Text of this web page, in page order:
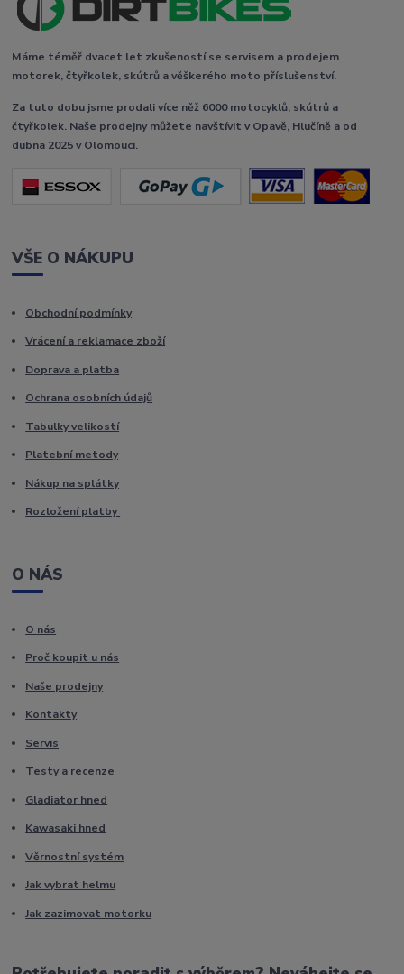
Máme téměř dvacet let zkušeností se servisem a prodejem
motorek, čtyřkolek, skútrů a věškerého moto příslušenství.
Za tuto dobu jsme prodali více něž 6000 motocyklů, skútrů a
čtyřkolek. Naše prodejny můžete navštívit v Opavě, Hlučíně a od
dubna 2025 v Olomouci.
VŠE O NÁKUPU
Obchodní podmínky
Vrácení a reklamace zboží
Doprava a platba
Ochrana osobních údajů
Tabulky velikostí
Platební metody
Nákup na splátky
Rozložení platby
O NÁS
O nás
Proč koupit u nás
Naše prodejny
Kontakty
Servis
Testy a recenze
Gladiator hned
Kawasaki hned
Věrnostní systém
Jak vybrat helmu
Jak zazimovat motorku